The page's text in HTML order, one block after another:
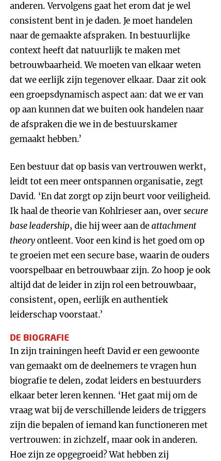
anderen. Vervolgens gaat het erom dat je wel
consistent bent in je daden. Je moet handelen
naar de gemaakte afspraken. In bestuurlijke
context heeft dat natuurlijk te maken met
betrouwbaarheid. We moeten van elkaar weten
dat we eerlijk zijn tegenover elkaar. Daar zit ook
een groepsdynamisch aspect aan: dat we er van
op aan kunnen dat we buiten ook handelen naar
de afspraken die we in de bestuurskamer
gemaakt hebben.’
Een bestuur dat op basis van vertrouwen werkt,
leidt tot een meer ontspannen organisatie, zegt
David. ‘En dat zorgt op zijn beurt voor veiligheid.
Ik haal de theorie van Kohlrieser aan, oversecure
base leadership, die hij weer aan deattachment
theoryontleent. Voor een kind is het goed om op
te groeien met een secure base, waarin de ouders
voorspelbaar en betrouwbaar zijn. Zo hoop je ook
altijd dat de leider in zijn rol een betrouwbaar,
consistent, open, eerlijk en authentiek
leiderschap voorstaat.’
DE BIOGRAFIE
In zijn trainingen heeft David er een gewoonte
van gemaakt om de deelnemers te vragen hun
biografie te delen, zodat leiders en bestuurders
elkaar beter leren kennen. ‘Het gaat mij om de
vraag wat bij de verschillende leiders de triggers
zijn die bepalen of iemand kan functioneren met
vertrouwen: in zichzelf, maar ook in anderen.
Hoe zijn ze opgegroeid? Wat hebben zij